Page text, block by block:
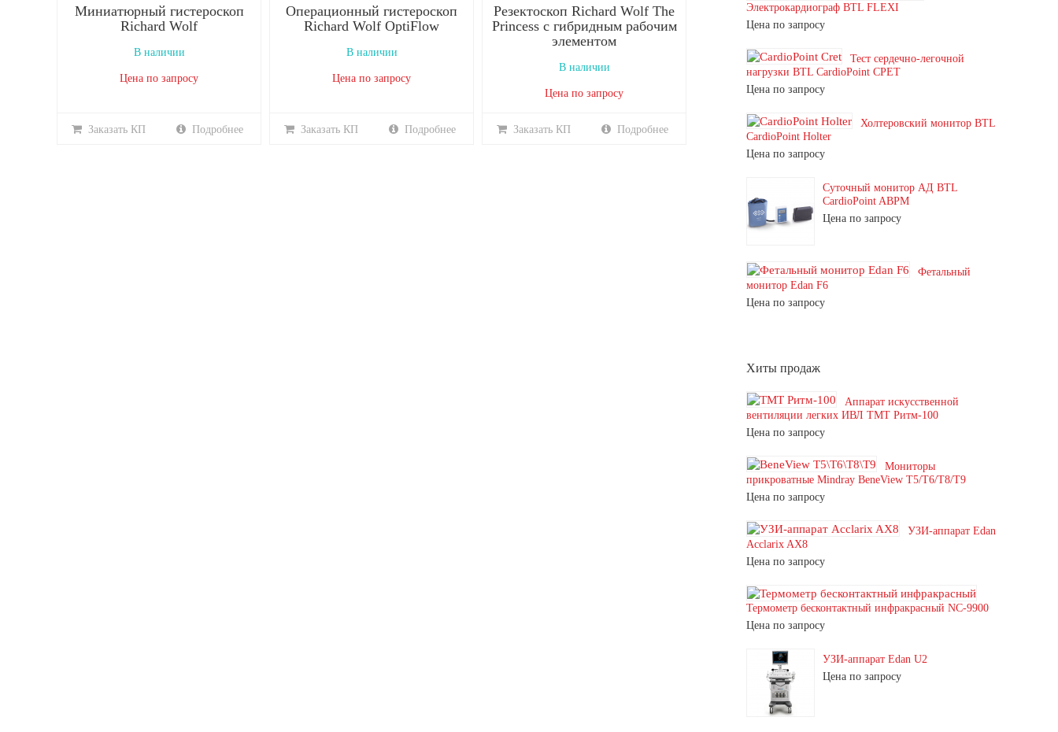
Миниатюрный гистероскоп
Richard Wolf
В наличии
Цена по запросу
Заказать КП Подробнее
Операционный гистероскоп
Richard Wolf OptiFlow
В наличии
Цена по запросу
Заказать КП Подробнее
Резектоскоп Richard Wolf The
Princess с гибридным рабочим
элементом
В наличии
Цена по запросу
Заказать КП Подробнее
Электрокардиограф BTL FLEXI
Цена по запросу
Тест сердечно-легочной
нагрузки BTL CardioPoint CPET
Цена по запросу
Холтеровский монитор BTL
CardioPoint Holter
Цена по запросу
Суточный монитор АД BTL
CardioPoint ABPM
Цена по запросу
Фетальный
монитор Edan F6
Цена по запросу
Хиты продаж
Аппарат искусственной
вентиляции легких ИВЛ ТМТ Ритм-100
Цена по запросу
Мониторы
прикроватные Mindray BeneView T5/T6/T8/T9
Цена по запросу
УЗИ-аппарат Edan
Acclarix AX8
Цена по запросу
Термометр бесконтактный инфракрасный NC-9900
Цена по запросу
УЗИ-аппарат Edan U2
Цена по запросу